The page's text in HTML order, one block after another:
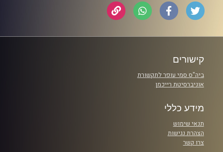
קישורים
ביה"ס סמי עופר לתקשורת
אוניברסיטת רייכמן
מידע כללי
תנאי שימוש
הצהרת נגישות
צרו קשר